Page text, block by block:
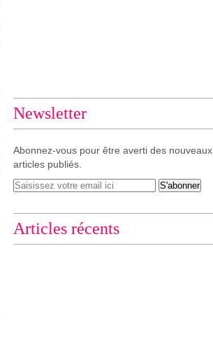
Newsletter
Abonnez-vous pour être averti des nouveaux
articles publiés.
Articles récents